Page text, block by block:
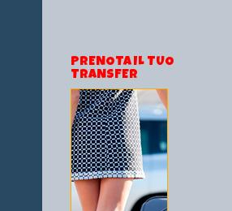
PRENOTA IL TUO
TRANSFER